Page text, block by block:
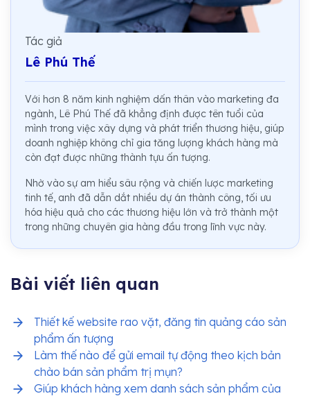
Tác giả
Lê Phú Thế
Với hơn 8 năm kinh nghiệm dấn thân vào marketing đa
ngành, Lê Phú Thế đã khẳng định được tên tuổi của
mình trong việc xây dựng và phát triển thương hiệu, giúp
doanh nghiệp không chỉ gia tăng lượng khách hàng mà
còn đạt được những thành tựu ấn tượng.
Nhờ vào sự am hiểu sâu rộng và chiến lược marketing
tinh tế, anh đã dẫn dắt nhiều dự án thành công, tối ưu
hóa hiệu quả cho các thương hiệu lớn và trở thành một
trong những chuyên gia hàng đầu trong lĩnh vực này.
Bài viết liên quan
Thiết kế website rao vặt, đăng tin quảng cáo sản
phẩm ấn tượng
Làm thế nào để gửi email tự động theo kịch bản
chào bán sản phẩm trị mụn?
Giúp khách hàng xem danh sách sản phẩm của